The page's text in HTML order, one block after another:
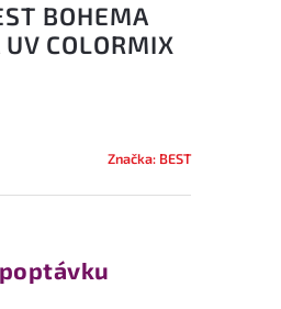
BOHEMA
COLORMIX
Značka: BEST